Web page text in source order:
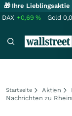
🎁 Ihre
DAX +0,69% Gold
Startseite Aktien
Nachrichten zu